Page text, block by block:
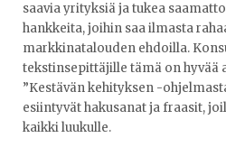
saavia yrityksiä ja tukea
hankkeita, joihin saa ilmasta
markkinatalouden ehdoilla.
tekstinsepittäjille tämä on hyvää
”Kestävän kehityksen -
esiintyvät hakusanat ja fraasit,
kaikki luukulle.